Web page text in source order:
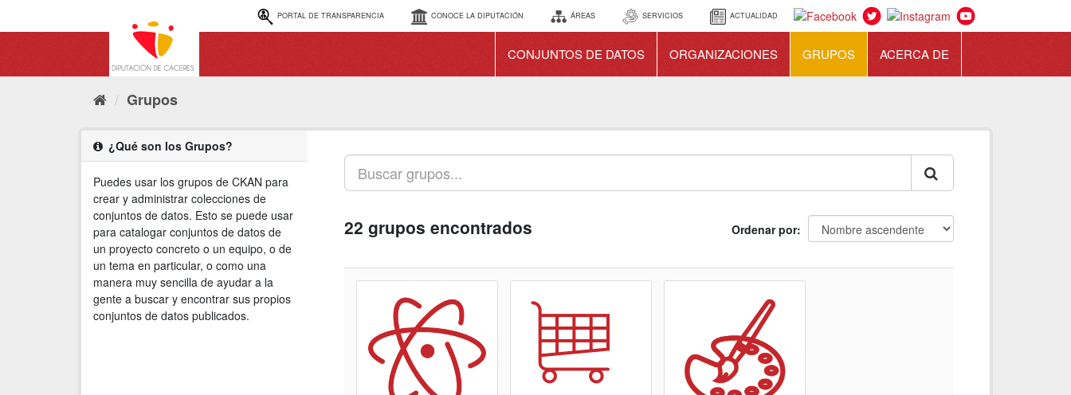
PORTAL DE TRANSPARENCIA CONOCE LA DIPUTACIÓN ÁREAS SERVICIOS ACTUALIDAD
CONJUNTOS DE DATOS ORGANIZACIONES GRUPOS ACERCA DE
Grupos
¿Qué son los Grupos?
Puedes usar los grupos de CKAN para
crear y administrar colecciones de
conjuntos de datos. Esto se puede usar
para catalogar conjuntos de datos de
un proyecto concreto o un equipo, o de
un tema en particular, o como una
manera muy sencilla de ayudar a la
gente a buscar y encontrar sus propios
conjuntos de datos publicados.
Ordenar por
22 grupos encontrados